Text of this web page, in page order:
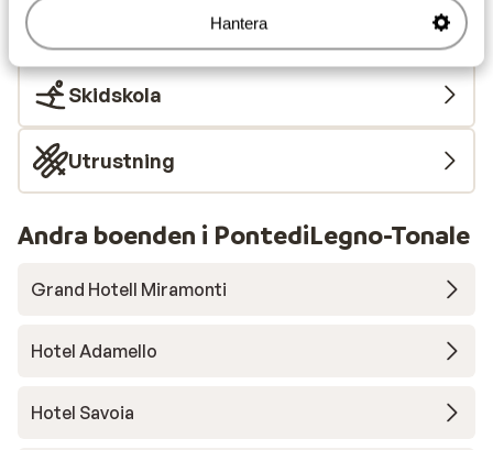
Hantera
Skidskola
Utrustning
Andra boenden i PontediLegno-Tonale
Grand Hotell Miramonti
Hotel Adamello
Hotel Savoia